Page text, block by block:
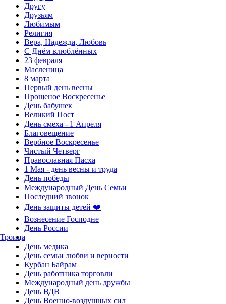
Другу
Друзьям
Любимым
Религия
Вера, Надежда, Любовь
С Днём влюблённых
23 февраля
Масленица
8 марта
Первый день весны
Прощеное Воскресенье
День бабушек
Великий Пост
День смеха - 1 Апреля
Благовещение
Вербное Воскресенье
Чистый Четверг
Православная Пасха
1 Мая - день весны и труда
День победы
Международный День Семьи
Последний звонок
День защиты детей ❤️
Вознесение Господне
День России
Троица
День медика
День семьи любви и верности
Курбан Байрам
День работника торговли
Международный день дружбы
День ВДВ
День Военно-воздушных сил